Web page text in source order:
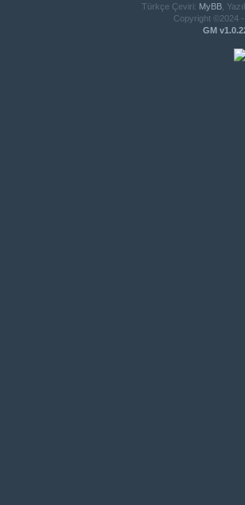
Türkçe Çeviri: MyBB ,
Copyright ©2024
GM